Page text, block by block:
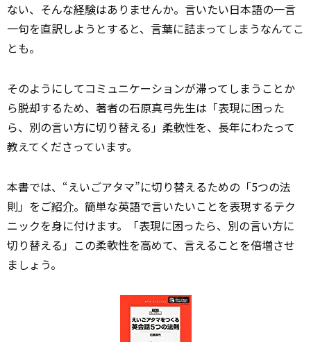
ない、そんな経験はありませんか。言いたい日本語の一言
一句を直訳しようとすると、言葉に詰まってしまうなんてこ
とも。
そのようにしてコミュニケーションが滞ってしまうことか
ら脱却するため、著者の石原真弓先生は「表現に困った
ら、別の言い方に切り替える」 柔軟性を、長年にわたって
教えてくださっています。
本書では、“えいごアタマ”に切り替えるための「5つの法
則」をご紹介。簡単な英語で言いたいことを表現するテク
ニックを身に付けます。「表現に困ったら、別の言い方に
切り替える」この柔軟性を高めて、言えることを倍増させ
ましょう。